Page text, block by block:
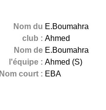
Nom du
club :
E.Boumahra
Ahmed
Nom de
l'équipe :
E.Boumahra
Ahmed (S)
Nom court : EBA